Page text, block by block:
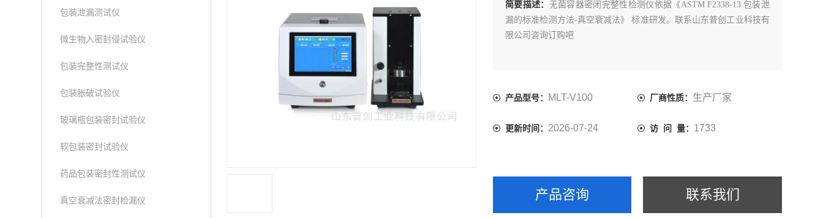
包装泄漏测试仪
微生物入密封侵试验仪
包装完整性测试仪
包装胀破试验仪
玻璃瓶包装密封试验仪
软包装密封试验仪
药品包装密封性测试仪
真空衰减法密封检漏仪
简要描述： 无菌容器密闭完整性检测仪依据《ASTM F2338-13 包装泄
漏的标准检测方法-真空衰减法》 标准研发。联系山东普创工业科技有
限公司咨询订购吧
产品型号： MLT-V100 厂商性质： 生产厂家
更新时间： 2026-07-24 访 问 量： 1733
产品咨询 联系我们